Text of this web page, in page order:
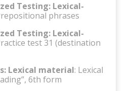
Testing: Lexical-
phrases
Testing: Lexical-
test 31 (destination
Lexical material: Lexical
6th form